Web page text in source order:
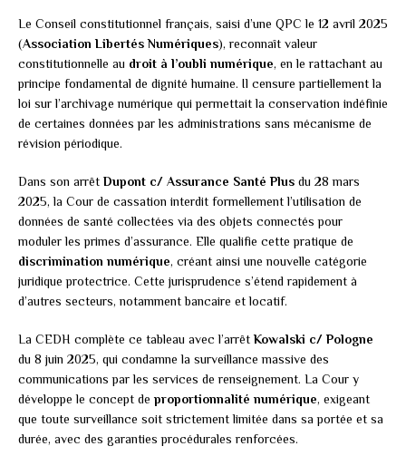
Le Conseil constitutionnel français, saisi d’une QPC le 12 avril 2025
(Association Libertés Numériques), reconnaît valeur
constitutionnelle au droit à l’oubli numérique, en le rattachant au
principe fondamental de dignité humaine. Il censure partiellement la
loi sur l’archivage numérique qui permettait la conservation indéfinie
de certaines données par les administrations sans mécanisme de
révision périodique.
Dans son arrêt Dupont c/ Assurance Santé Plus du 28 mars
2025, la Cour de cassation interdit formellement l’utilisation de
données de santé collectées via des objets connectés pour
moduler les primes d’assurance. Elle qualifie cette pratique de
discrimination numérique, créant ainsi une nouvelle catégorie
juridique protectrice. Cette jurisprudence s’étend rapidement à
d’autres secteurs, notamment bancaire et locatif.
La CEDH complète ce tableau avec l’arrêtKowalski c/ Pologne
du 8 juin 2025, qui condamne la surveillance massive des
communications par les services de renseignement. La Cour y
développe le concept de proportionnalité numérique, exigeant
que toute surveillance soit strictement limitée dans sa portée et sa
durée, avec des garanties procédurales renforcées.